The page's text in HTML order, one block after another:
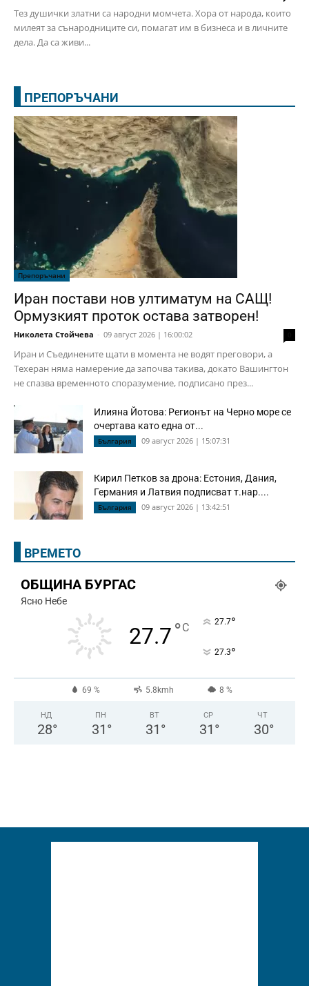
Тез душички златни са народни момчета. Хора от народа, които
милеят за сънародниците си, помагат им в бизнеса и в личните
дела. Да са живи...
ПРЕПОРЪЧАНИ
Препоръчани
Иран постави нов ултиматум на САЩ!
Ормузкият проток остава затворен!
Николета Стойчева - 09 август 2026 | 16:00:02
Иран и Съединените щати в момента не водят преговори, а
Техеран няма намерение да започва такива, докато Вашингтон
не спазва временното споразумение, подписано през...
Илияна Йотова: Регионът на Черно море се
очертава като една от...
България 09 август 2026 | 15:07:31
Кирил Петков за дрона: Естония, Дания,
Германия и Латвия подписват т.нар....
България 09 август 2026 | 13:42:51
ВРЕМЕТО
ОБЩИНА БУРГАС
Ясно Небе
27.7°C 27.7°
27.3°
69 % 5.8kmh 8 %
НД
28°
ПН
31 °
ВТ
31 °
СР
31 °
ЧТ
30°